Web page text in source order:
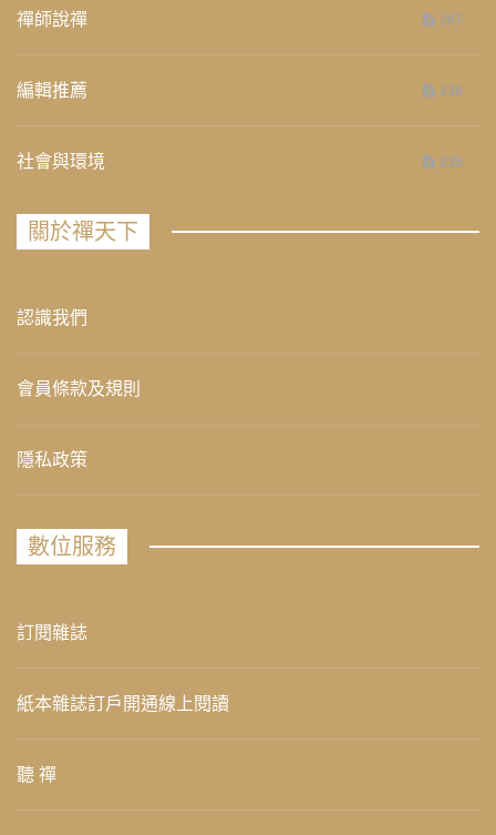
禪師說禪 267
編輯推薦 236
社會與環境 235
關於禪天下
認識我們
會員條款及規則
隱私政策
數位服務
訂閱雜誌
紙本雜誌訂戶開通線上閱讀
聽 禪